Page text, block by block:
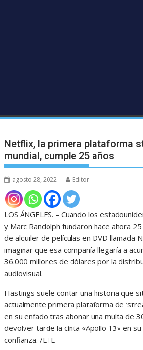
Netflix, la primera plataforma
mundial, cumple 25 años
agosto 28, 2022 Editor
LOS ÁNGELES. – Cuando los
y Marc Randolph fundaron hace ahora
de alquiler de películas en DVD llamada
imaginar que esa compañía llegaría a
36.000 millones de dólares por la
audiovisual.
Hastings suele contar una historia que
actualmente primera plataforma de
en su enfado tras abonar una multa de
devolver tarde la cinta «Apollo 13» en
confianza. /EFE